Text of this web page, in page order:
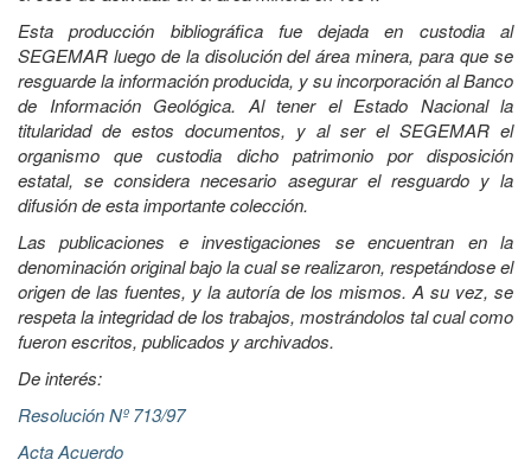
Esta producción bibliográfica fue dejada en custodia al
SEGEMAR luego de la disolución del área minera, para que se
resguarde la información producida, y su incorporación al Banco
de Información Geológica. Al tener el Estado Nacional la
titularidad de estos documentos, y al ser el SEGEMAR el
organismo que custodia dicho patrimonio por disposición
estatal, se considera necesario asegurar el resguardo y la
difusión de esta importante colección.
Las publicaciones e investigaciones se encuentran en la
denominación original bajo la cual se realizaron, respetándose el
origen de las fuentes, y la autoría de los mismos. A su vez, se
respeta la integridad de los trabajos, mostrándolos tal cual como
fueron escritos, publicados y archivados.
De interés:
Resolución Nº 713/97
Acta Acuerdo